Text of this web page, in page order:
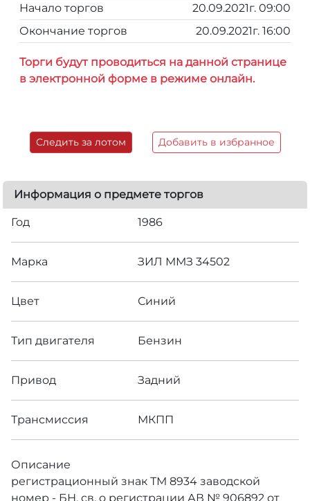
Начало торгов
20.09.2021г. 09:00
Окончание торгов
20.09.2021г. 16:00
Торги будут проводиться на данной странице
в электронной форме в режиме онлайн.
Следить за лотом Добавить в избранное
Информация о предмете торгов
Год 1986
Марка ЗИЛ ММЗ 34502
Цвет Синий
Тип двигателя Бензин
Привод Задний
Трансмиссия МКПП
Описание
регистрационный знак ТМ 8934 заводской
номер - БН, св. о регистрации АВ № 906892 от